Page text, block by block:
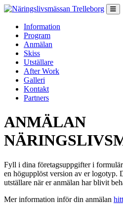
Hoppa till innehåll
Information
Program
Anmälan
Skiss
Utställare
After Work
Galleri
Kontakt
Partners
ANMÄLAN
Fyll i dina företagsuppgifter i
en högupplöst version av er logotyp.
utställare när er anmälan har blivit
Mer information inför din anmälan